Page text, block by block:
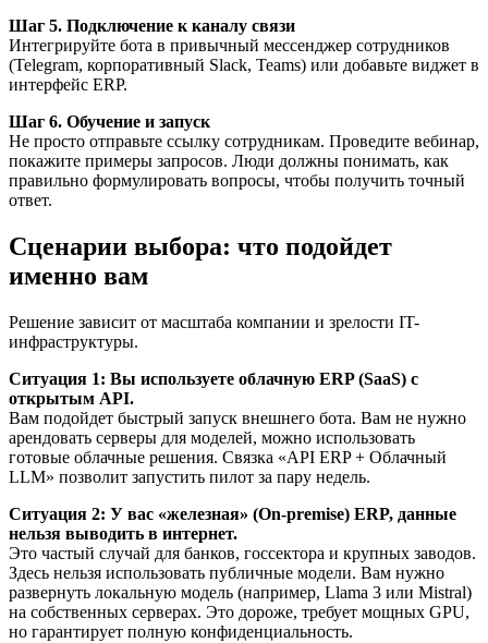
Шаг 5. Подключение к каналу связи
Интегрируйте бота в привычный мессенджер сотрудников
(Telegram, корпоративный Slack, Teams) или добавьте виджет в
интерфейс ERP.
Шаг 6. Обучение и запуск
Не просто отправьте ссылку сотрудникам. Проведите вебинар,
покажите примеры запросов. Люди должны понимать, как
правильно формулировать вопросы, чтобы получить точный
ответ.
Сценарии выбора: что подойдет
именно вам
Решение зависит от масштаба компании и зрелости IT-
инфраструктуры.
Ситуация 1: Вы используете облачную ERP (SaaS) с
открытым API.
Вам подойдет быстрый запуск внешнего бота. Вам не нужно
арендовать серверы для моделей, можно использовать
готовые облачные решения. Связка «API ERP + Облачный
LLM» позволит запустить пилот за пару недель.
Ситуация 2: У вас «железная» (On-premise) ERP, данные
нельзя выводить в интернет.
Это частый случай для банков, госсектора и крупных заводов.
Здесь нельзя использовать публичные модели. Вам нужно
развернуть локальную модель (например, Llama 3 или Mistral)
на собственных серверах. Это дороже, требует мощных GPU,
но гарантирует полную конфиденциальность.